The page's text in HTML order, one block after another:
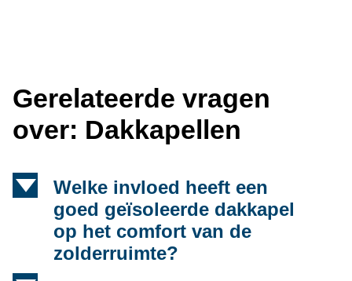
Gerelateerde vragen
over: Dakkapellen
d
Welke invloed heeft een
goed geïsoleerde dakkapel
op het comfort van de
zolderruimte?